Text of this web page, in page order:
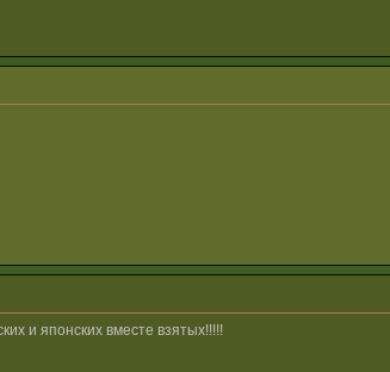
и японских вместе взятых!!!!!